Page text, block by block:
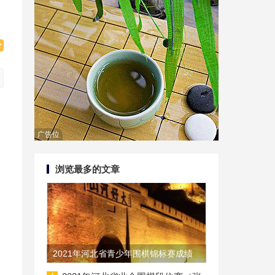
广告位
浏览最多的文章
2021年河北省青少年围棋锦标赛成绩
发布